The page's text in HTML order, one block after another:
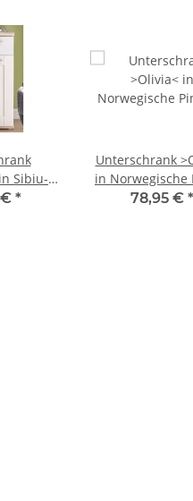
Sibiu-
€ *
Unterschrank
in Norwegische
30x71x30cm
78,95 € *